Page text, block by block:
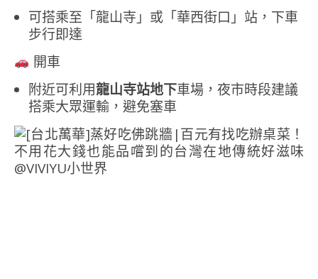
可搭乘至「龍山寺」或「華西街口」站，下車
步行即達
開車
附近可利用龍山寺站地下車場，夜市時段建議
搭乘大眾運輸，避免塞車